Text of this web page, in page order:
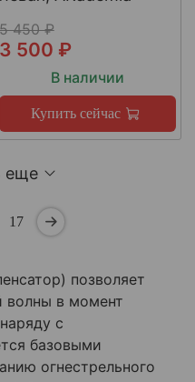
5 450 ₽
3 500 ₽
В наличии
Купить сейчас
еще
17
позволяет
волны в момент
с
базовыми
огнестрельного